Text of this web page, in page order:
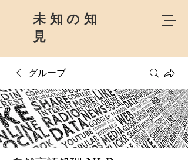
未知の知
見
グループ